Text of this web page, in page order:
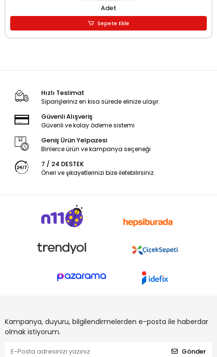
Adet
Sepete Ekle
Hızlı Teslimat
Siparişleriniz en kısa sürede elinize ulaşır.
Güvenli Alışveriş
Güvenli ve kolay ödeme sistemi
Geniş Ürün Yelpazesi
Binlerce ürün ve kampanya seçeneği
7 / 24 DESTEK
Öneri ve şikayetlerinizi bize iletebilirsiniz.
Kampanya, duyuru, bilgilendirmelerden e-posta ile haberdar
olmak istiyorum.
Gönder